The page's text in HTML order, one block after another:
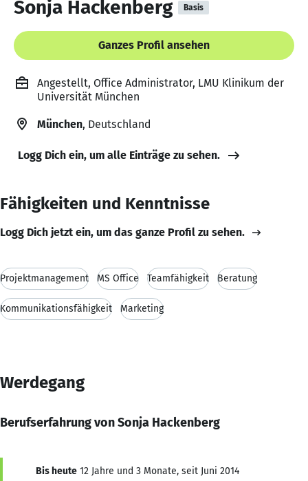
Sonja Hackenberg Basis
Ganzes Profil ansehen
Angestellt, Office Administrator, LMU Klinikum der
Universität München
München, Deutschland
Logg Dich ein, um alle Einträge zu sehen.
Fähigkeiten und Kenntnisse
Logg Dich jetzt ein, um das ganze Profil zu sehen.
Projektmanagement MS Office Teamfähigkeit Beratung
Kommunikationsfähigkeit Marketing
Werdegang
Berufserfahrung von Sonja Hackenberg
Bis heute 12 Jahre und 3 Monate, seit Juni 2014